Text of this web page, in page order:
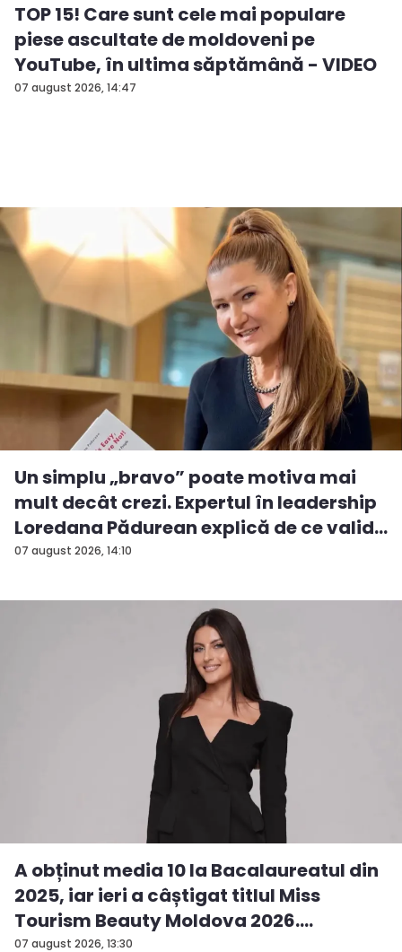
07 august 2026, 14:47
TOP 15! Care sunt cele mai populare
piese ascultate de moldoveni pe
YouTube, în ultima săptămână - VIDEO
07 august 2026, 14:10
Un simplu „bravo” poate motiva mai
mult decât crezi. Expertul în leadership
Loredana Pădurean explică de ce valid...
07 august 2026, 13:30
A obținut media 10 la Bacalaureatul din
2025, iar ieri a câștigat titlul Miss
Tourism Beauty Moldova 2026.
Andreea...